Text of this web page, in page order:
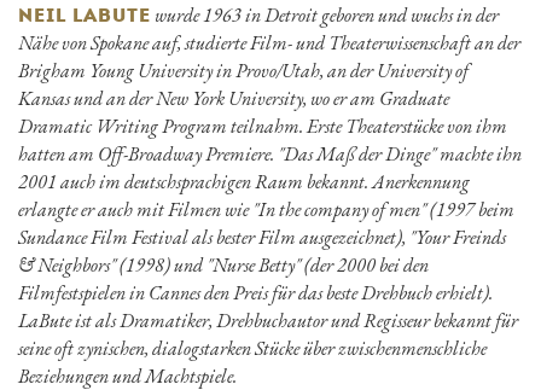
NEIL LABUTE wurde 1963 in Detroit geboren und wuchs in der
Nähe von Spokane auf, studierte Film- und Theaterwissenschaft an der
Brigham Young University in Provo/Utah, an der University of
Kansas und an der New York University, wo er am Graduate
Dramatic Writing Program teilnahm. Erste Theaterstücke von ihm
hatten am Off-Broadway Premiere. "Das Maß der Dinge" machte ihn
2001 auch im deutschsprachigen Raum bekannt. Anerkennung
erlangte er auch mit Filmen wie "In the company of men" (1997 beim
Sundance Film Festival als bester Film ausgezeichnet), "Your Freinds
& Neighbors" (1998) und "Nurse Betty" (der 2000 bei den
Filmfestspielen in Cannes den Preis für das beste Drehbuch erhielt).
LaBute ist als Dramatiker, Drehbuchautor und Regisseur bekannt für
seine oft zynischen, dialogstarken Stücke über zwischenmenschliche
Beziehungen und Machtspiele.